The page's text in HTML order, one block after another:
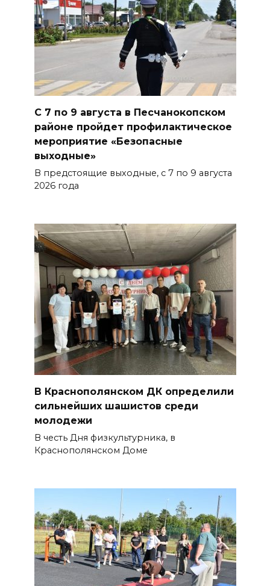
Раскаленный август
БОЛЬШЕ НОВОСТЕЙ
С 7 по 9 августа в Песчанокопском
районе пройдет профилактическое
мероприятие «Безопасные
выходные»
В предстоящие выходные, с 7 по 9 августа
2026 года
В Краснополянском ДК определили
сильнейших шашистов среди
молодежи
В честь Дня физкультурника, в
Краснополянском Доме